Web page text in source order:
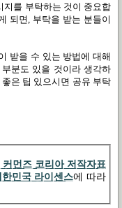
지를 부탁하는 것이 중요합
되면
부탁을 받는 분들이
받을 수 있는 방법에 대해
분도 있을 것이라 생각하
좋은 팁 있으시면 공유 부탁
먼즈 코리아 저작자표
민국 라이센스에 따라